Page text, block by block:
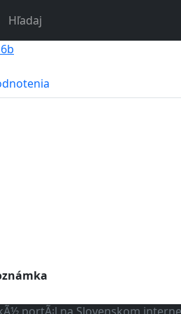
Hľadaj